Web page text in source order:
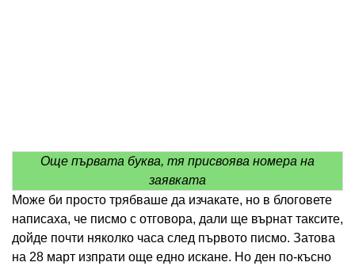
Още първата буква, тя присвоява номера на
заявката
Може би просто трябваше да изчакате, но в блоговете
написаха, че писмо с отговора, дали ще върнат таксите,
дойде почти няколко часа след първото писмо. Затова
на 28 март изпрати още едно искане. Но ден по-късно